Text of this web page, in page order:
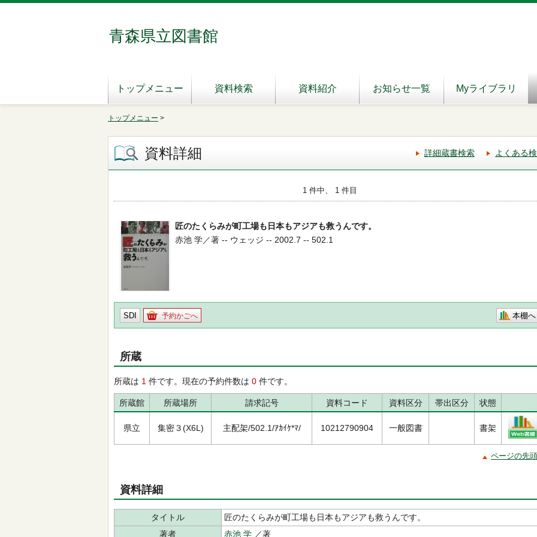
青森県立図書館
トップメニュー 資料検索 資料紹介 お知らせ一覧 Myライブラリ
トップメニュー >
資料詳細 詳細蔵書検索 よくある
1 件中、 1 件目
匠のたくらみが町工場も日本もアジアも救うんです。
赤池 学／著 -- ウェッジ -- 2002.7 -- 502.1
SDI 予約かごへ 本棚へ
所蔵
所蔵は 1 件です。現在の予約件数は 0 件です。
所蔵館 所蔵場所 請求記号 資料コード 資料区分 帯出区分 状態
県立 集密３(X6L) 主配架/502.1/ｱｶｲｹ*ﾏ/ 10212790904 一般図書 書架
ページの先
資料詳細
タイトル
匠のたくらみが町工場も日本もアジアも救うんです。
著者
赤池 学 ／著